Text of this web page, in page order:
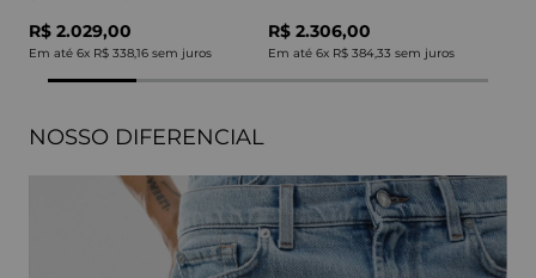
R$ 2.029,00
Em até 6x R$ 338,16 sem juros
R$ 2.306,00
Em até 6x R$ 384,33 sem juros
NOSSO DIFERENCIAL